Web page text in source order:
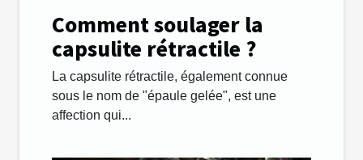
Comment soulager la
capsulite rétractile ?
La capsulite rétractile, également connue
sous le nom de "épaule gelée", est une
affection qui...